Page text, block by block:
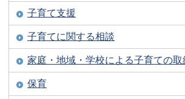
子育て支援
子育てに関する相談
家庭・地域・学校による子育ての取
保育